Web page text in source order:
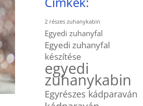
2 részes zuhanykabin
Egyedi zuhanyfal
Egyedi zuhanyfal
készítése
egyedi
zuhanykabin
Egyrészes kádparaván